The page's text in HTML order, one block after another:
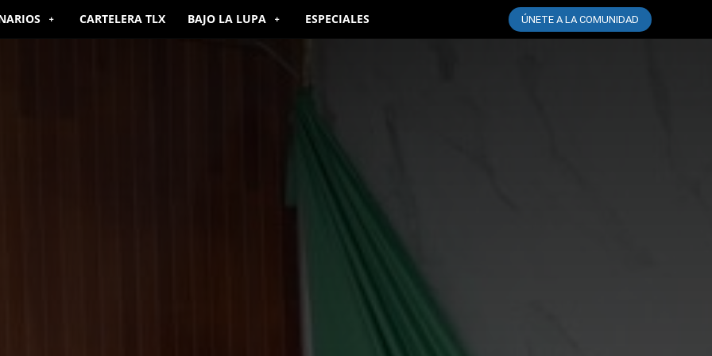
CARTELERA TLX BAJO LA LUPA ESPECIALES ÚNETE A LA COMUNIDAD